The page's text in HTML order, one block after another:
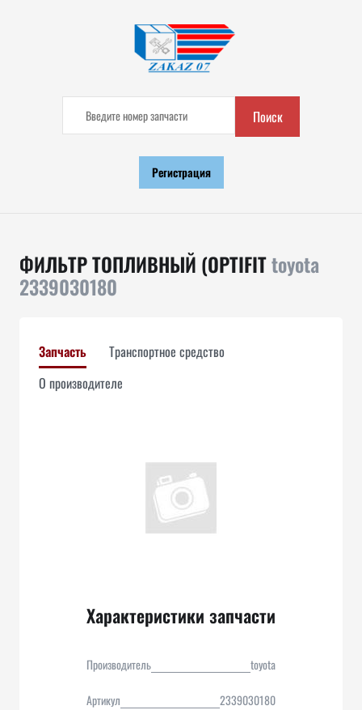
Поиск
Регистрация
ФИЛЬТР ТОПЛИВНЫЙ (OPTIFITtoyota
2339030180
Запчасть
Транспортное средство
О производителе
Характеристики запчасти
Производитель toyota
Артикул 2339030180